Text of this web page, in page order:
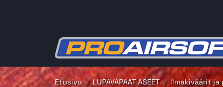
Etusivu LUPAVAPAAT ASEET Ilmakiväärit